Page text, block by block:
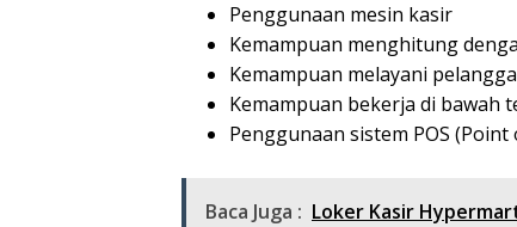
Penggunaan mesin kasir
Kemampuan menghitung
Kemampuan melayani
Kemampuan bekerja di bawah
Penggunaan sistem POS (Point
Baca Juga : Loker Kasir